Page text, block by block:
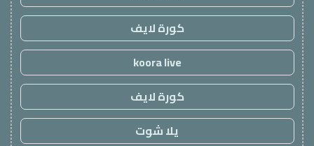
كورة لايف
koora live
كورة لايف
يلا شوت